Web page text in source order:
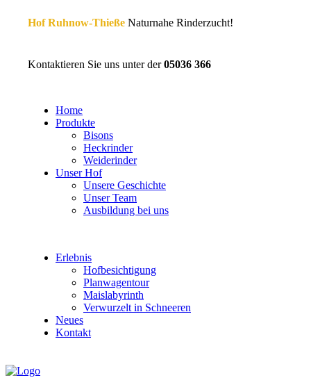
Hof Ruhnow-Thieße Naturnahe Rinderzucht!
Kontaktieren Sie uns unter der05036 366
Home
Produkte
Bisons
Heckrinder
Weiderinder
Unser Hof
Unsere Geschichte
Unser Team
Ausbildung bei uns
Erlebnis
Hofbesichtigung
Planwagentour
Maislabyrinth
Verwurzelt in Schneeren
Neues
Kontakt